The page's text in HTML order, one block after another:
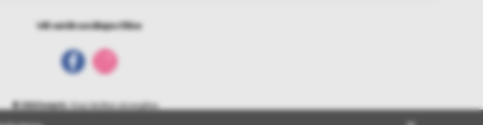
Vēl vairāk sociālajos tīklos
© 2026 bonprix. Visas tiesības aizsargātas.